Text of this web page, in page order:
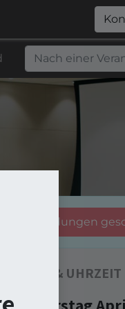
Anmeldungen
DATUM & UHRZEIT